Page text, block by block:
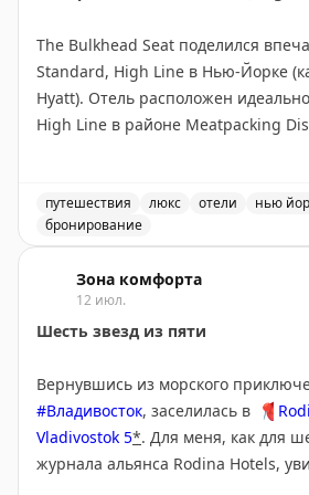
Canada не предоставляет данные
включая Google Flights.
2PAXfly|Original
The Bulkhead Seat поделился
Standard, High Line в Нью-Йорке
Hyatt). Отель расположен
High Line в районе Meatpacking
Queen (230 кв.м) оказался
кровать неудобной, окна
невежлив и невнимателен к
$35 (отменен для Globalist) не
использовал бесплатный
пойнтов и считает это хорошим
Отель нуждается в обновлении и
подхода к сервису.
The Bulkhead Seat|Original
путешествия люкс отели
нью
бронирование
Зона комфорта
12 июл.
Шесть звезд из пяти
Вернувшись из морского
#Владивосток, заселилась в 📍
Vladivostok 5*. Для меня, как для
журнала альянса Rodina Hotels,